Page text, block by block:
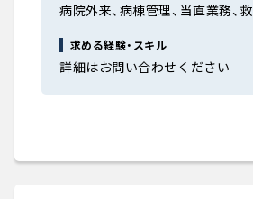
病院外来、病棟管理、当直業務、
求める経験・スキル
詳細はお問い合わせください